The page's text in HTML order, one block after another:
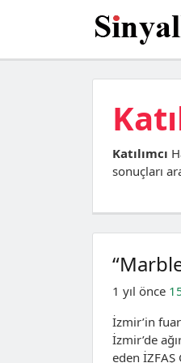
Katılımcı
sonuçları
1 yıl önce
İzmir’in
İzmir’de
eden İZFAŞ